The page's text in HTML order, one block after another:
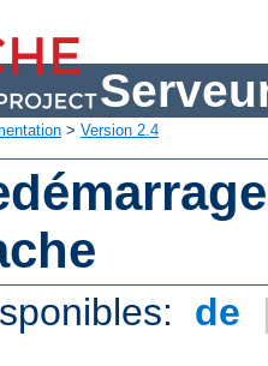
> Version 2.4
de